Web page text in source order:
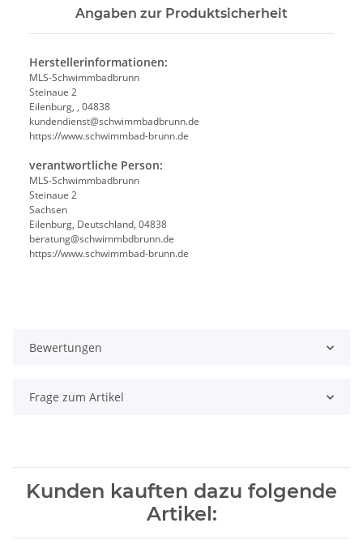
Angaben zur Produktsicherheit
Herstellerinformationen:
MLS-Schwimmbadbrunn
Steinaue 2
Eilenburg, , 04838
kundendienst@schwimmbadbrunn.de
https://www.schwimmbad-brunn.de
verantwortliche Person:
MLS-Schwimmbadbrunn
Steinaue 2
Sachsen
Eilenburg, Deutschland, 04838
beratung@schwimmbdbrunn.de
https://www.schwimmbad-brunn.de
Bewertungen
Frage zum Artikel
Kunden kauften dazu folgende
Artikel: